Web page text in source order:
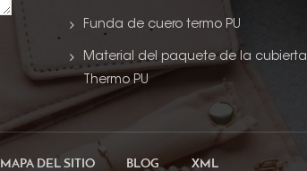
Funda de cuero termo PU
Material del paquete de la cubierta
Thermo PU
MAPA DEL SITIO BLOG XML